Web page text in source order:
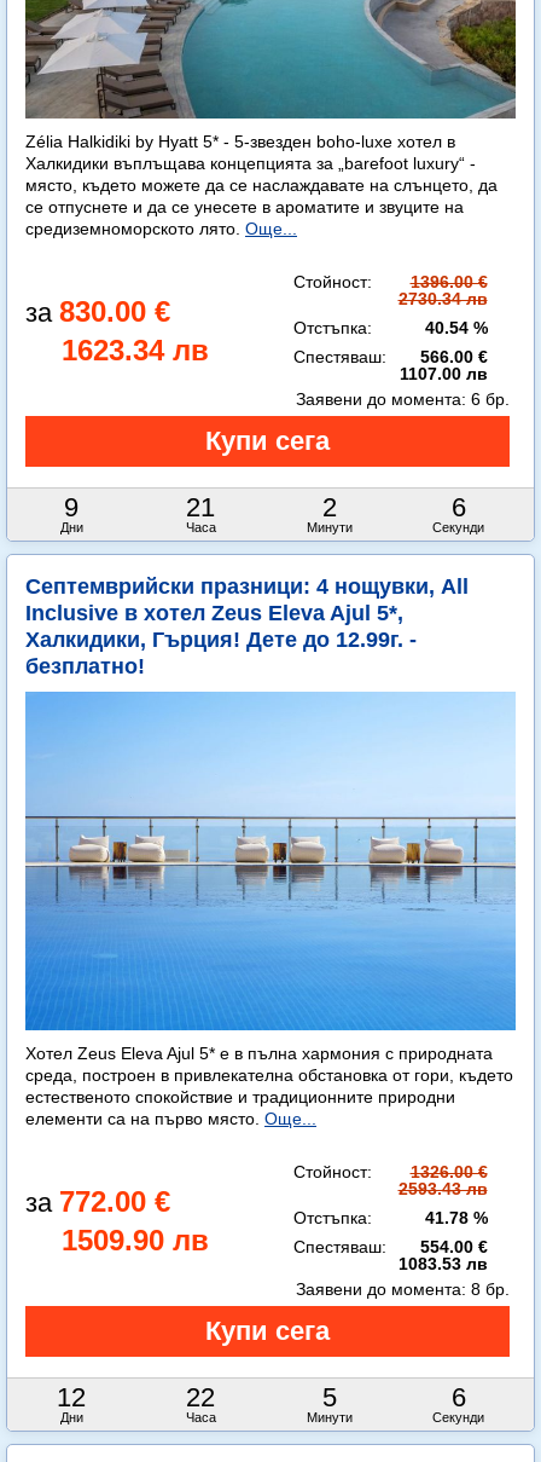
Zélia Halkidiki by Hyatt 5* - 5-звезден boho-luxe хотел в
Халкидики въплъщава концепцията за „barefoot luxury“ -
място, където можете да се наслаждавате на слънцето, да
се отпуснете и да се унесете в ароматите и звуците на
средиземноморското лято. Още...
830.00 €
1623.34 лв
Стойност:
1396.00 €
2730.34 лв
Отстъпка:
40.54 %
Спестяваш:
566.00 €
1107.00 лв
9
Дни
21
Часа
2
Минути
4
Секунди
Заявени до момента: 6 бр.
Септемврийски празници: 4 нощувки, All
Inclusive в хотел Zeus Eleva Ajul 5*,
Халкидики, Гърция! Дете до 12.99г. -
безплатно!
Хотел Zeus Eleva Ajul 5* е в пълна хармония с природната
среда, построен в привлекателна обстановка от гори, където
естественото спокойствие и традиционните природни
елементи са на първо място. Още...
772.00 €
1509.90 лв
Стойност:
1326.00 €
2593.43 лв
Отстъпка:
41.78 %
Спестяваш:
554.00 €
1083.53 лв
12
Дни
22
Часа
5
Минути
4
Секунди
Заявени до момента: 8 бр.